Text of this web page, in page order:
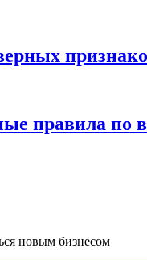
правила по
новым бизнесом